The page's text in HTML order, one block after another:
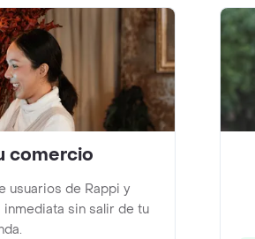
comercio
usuarios de Rappi y
sin salir de tu